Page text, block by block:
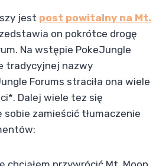
jest post powitalny na Mt.
on pokrótce drogę
Na wstępie PokeJungle
tradycyjnej nazwy
Forums straciła ona wiele
Dalej wiele tez się
zamieścić tłumaczenie